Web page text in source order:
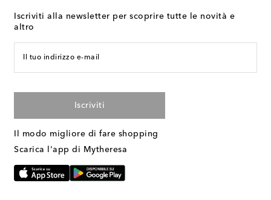
Iscriviti alla newsletter per scoprire tutte le novità e
altro
Il tuo indirizzo e-mail
Iscriviti
Il modo migliore di fare shopping
Scarica l'app di Mytheresa